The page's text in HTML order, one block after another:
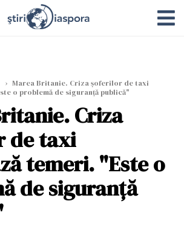
› Marea Britanie. Criza șoferilor de taxi
o problemă de siguranță publică"
Criza
de taxi
temeri. "Este o
de siguranță